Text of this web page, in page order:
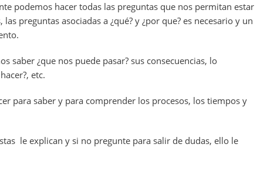
podemos hacer todas las preguntas que nos permitan estar
las preguntas asociadas a ¿qué? y ¿por que? es necesario y un
saber ¿que nos puede pasar? sus consecuencias, lo
etc.
para saber y para comprender los procesos, los tiempos y
le explican y si no pregunte para salir de dudas, ello le